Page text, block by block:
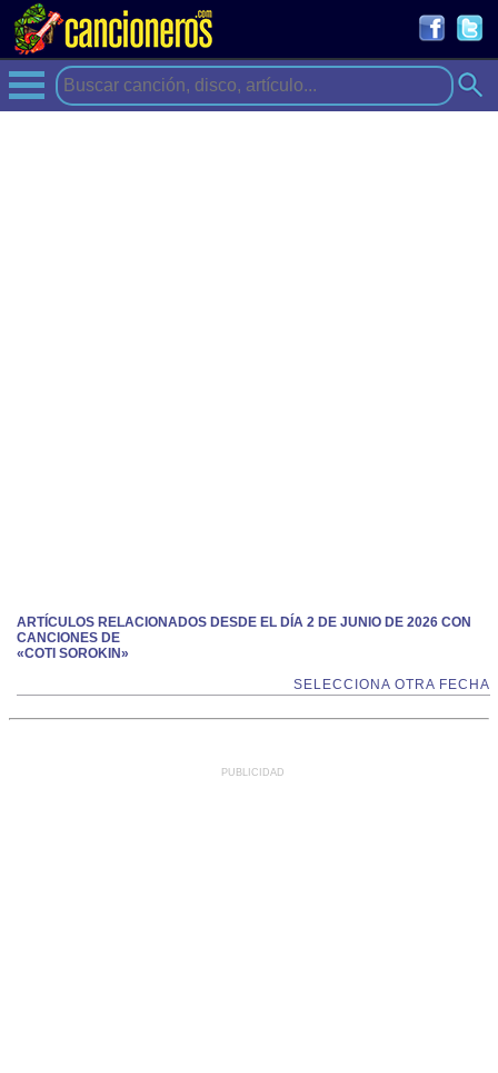
ARTÍCULOS RELACIONADOS DESDE EL DÍA 2 DE JUNIO DE 2026 CON
CANCIONES DE
«COTI SOROKIN»
SELECCIONA OTRA FECHA
PUBLICIDAD